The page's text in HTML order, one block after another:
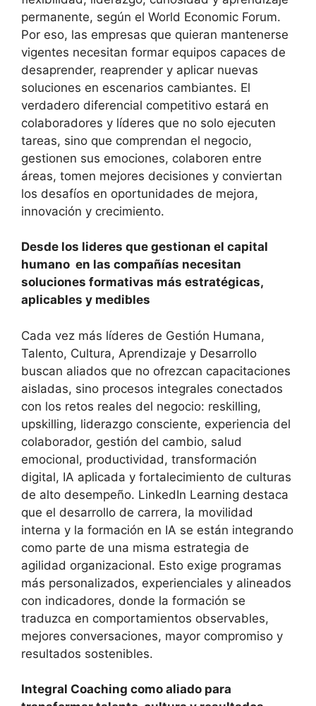
permanente, según el World Economic Forum.
Por eso, las empresas que quieran mantenerse
vigentes necesitan formar equipos capaces de
desaprender, reaprender y aplicar nuevas
soluciones en escenarios cambiantes. El
verdadero diferencial competitivo estará en
colaboradores y líderes que no solo ejecuten
tareas, sino que comprendan el negocio,
gestionen sus emociones, colaboren entre
áreas, tomen mejores decisiones y conviertan
los desafíos en oportunidades de mejora,
innovación y crecimiento.
Desde los lideres que gestionan el capital
humano en las compañías necesitan
soluciones formativas más estratégicas,
aplicables y medibles
Cada vez más líderes de Gestión Humana,
Talento, Cultura, Aprendizaje y Desarrollo
buscan aliados que no ofrezcan capacitaciones
aisladas, sino procesos integrales conectados
con los retos reales del negocio: reskilling,
upskilling, liderazgo consciente, experiencia del
colaborador, gestión del cambio, salud
emocional, productividad, transformación
digital, IA aplicada y fortalecimiento de culturas
de alto desempeño. LinkedIn Learning destaca
que el desarrollo de carrera, la movilidad
interna y la formación en IA se están integrando
como parte de una misma estrategia de
agilidad organizacional. Esto exige programas
más personalizados, experienciales y alineados
con indicadores, donde la formación se
traduzca en comportamientos observables,
mejores conversaciones, mayor compromiso y
resultados sostenibles.
Integral Coaching como aliado para